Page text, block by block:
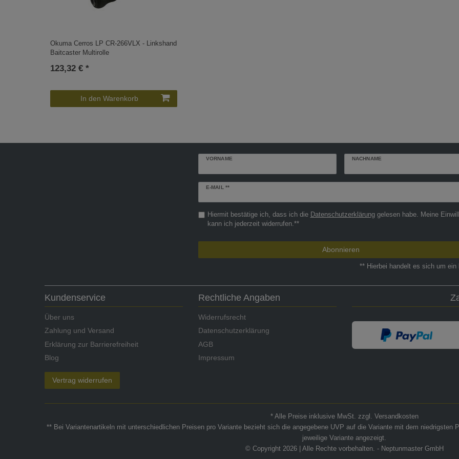
Okuma Cerros LP CR-266VLX - Linkshand
Baitcaster Multirolle
123,32 € *
In den Warenkorb
VORNAME NACHNAME
E-MAIL **
Newsletter
Hiermit bestätige ich, dass ich die Daten­schutz­erklärunggelesen habe. Meine
kann ich jederzeit widerrufen.**
Abonnieren
** Hierbei handelt es sich um ein
Kundenservice
Über uns
Zahlung und Versand
Erklärung zur Barrierefreiheit
Blog
Vertrag widerrufen
Rechtliche Angaben
Widerrufsrecht
Datenschutzerklärung
AGB
Impressum
* Alle Preise inklusive MwSt. zzgl. Versandkosten
** Bei Variantenartikeln mit unterschiedlichen Preisen pro Variante bezieht sich die angegebene UVP auf die Variante mit dem
jeweilige Variante angezeigt.
© Copyright 2026 | Alle Rechte vorbehalten. - Neptunmaster GmbH